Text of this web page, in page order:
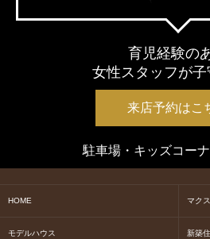
育児経験の
女性スタッフが
来店予約はこ
駐車場・キッズコー
HOME マク
モデルハウス 新築